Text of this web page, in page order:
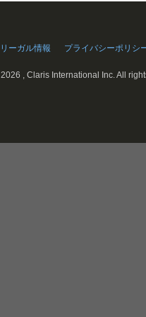
リーガル情報 プライバシーポリシ
2026 , Claris International Inc. All